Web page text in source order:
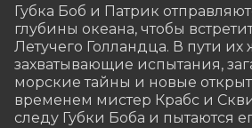
Губка Боб и Патрик
глубины океана, чтобы
Летучего Голландца. В пути их
захватывающие испытания,
морские тайны и новые
временем мистер Крабс и
следу Губки Боба и пытаются